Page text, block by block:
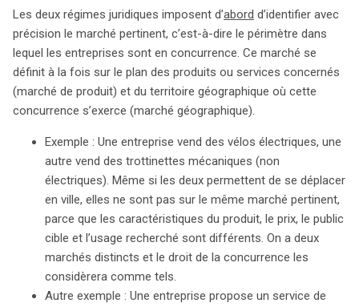
l’innovation. La définition des marchés pertinents et
l’identification des pratiques anticoncurrentielles sont au
cœur du débat. À l’échelle mondiale, ce procès s’inscrit
dans une dynamique plus large visant à réévaluer le
pouvoir des plateformes, en particulier face à des
modèles intégrés comme celui de WeChat en Chine. La
affecter Meta, mais aussi redéfinir le paysage
numérique, en posant la question de l’équilibre entre
l’innovation, la concurrence et la souveraineté
numérique. Les résultats de cette affaire pourraient
influencer l’avenir des écosystèmes numériques,
déterminant si nous évoluerons vers des plateformes
intégrées ou si nous préserverons un environnement
diversifié et interopérable.
Les deux régimes juridiques imposent d’abord d’identifier avec
précision le marché pertinent, c’est-à-dire le périmètre dans
lequel les entreprises sont en concurrence. Ce marché se
définit à la fois sur le plan des produits ou services concernés
(marché de produit) et du territoire géographique où cette
concurrence s’exerce (marché géographique).
Exemple : Une entreprise vend des vélos électriques, une
autre vend des trottinettes mécaniques (non
électriques). Même si les deux permettent de se déplacer
en ville, elles ne sont pas sur le même marché pertinent,
parce que les caractéristiques du produit, le prix, le public
cible et l’usage recherché sont différents. On a deux
marchés distincts et le droit de la concurrence les
considèrera comme tels.
Autre exemple : Une entreprise propose un service de